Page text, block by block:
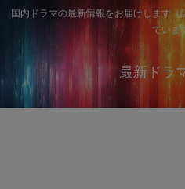
国内ドラマの最新情報をお届けします
ていま
最新ドラ